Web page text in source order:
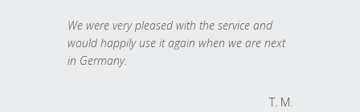
We were very pleased with the service and
would happily use it again when we are next
in Germany.
T. M.